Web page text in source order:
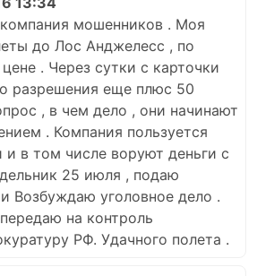
мошенников . Моя
до Лос Анджелесс , по
. Через сутки с карточки
разрешения еще плюс 50
, в чем дело , они начинают
. Компания пользуется
в том числе воруют деньги с
25 июля , подаю
Возбуждаю уголовное дело .
на контроль
РФ. Удачного полета .